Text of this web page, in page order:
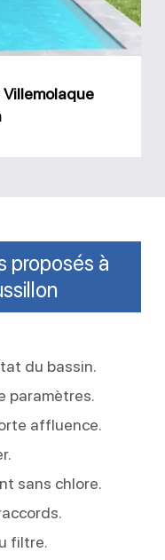
proposés à
du bassin.
paramètres.
affluence.
sans chlore.
filtre.